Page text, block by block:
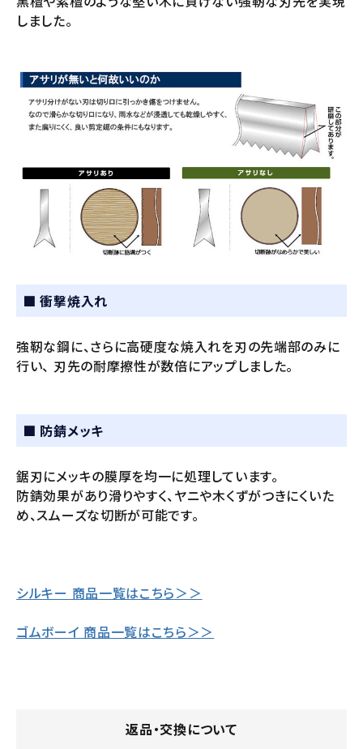
しました。
■ 衝撃焼入れ
強靭な鋼に、さらに高硬度な焼入れを刃の先端部のみに
行い、 刃先の耐摩擦性が数倍にアップしました。
■ 防錆メッキ
鋸刃にメッキの膜厚を均一に処理しています。
防錆効果があり滑りやすく、ヤニや木くずがつきにくいた
め、スムーズな切断が可能です。
シルキー 商品一覧はこちら＞＞
ゴムボーイ 商品一覧はこちら＞＞
返品・交換について